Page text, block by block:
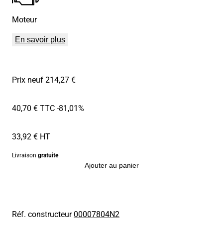
Moteur
En savoir plus
Prix neuf 214,27 €
40,70 € TTC-81,01%
33,92 € HT
Livraison gratuite
Ajouter au panier
Réf. constructeur00007804N2